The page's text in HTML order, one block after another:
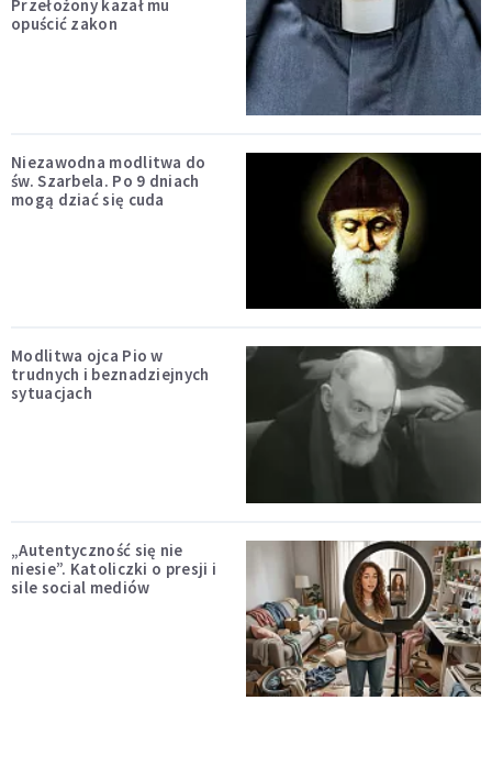
Przełożony kazał mu
opuścić zakon
Niezawodna modlitwa do
św. Szarbela. Po 9 dniach
mogą dziać się cuda
Modlitwa ojca Pio w
trudnych i beznadziejnych
sytuacjach
„Autentyczność się nie
niesie”. Katoliczki o presji i
sile social mediów